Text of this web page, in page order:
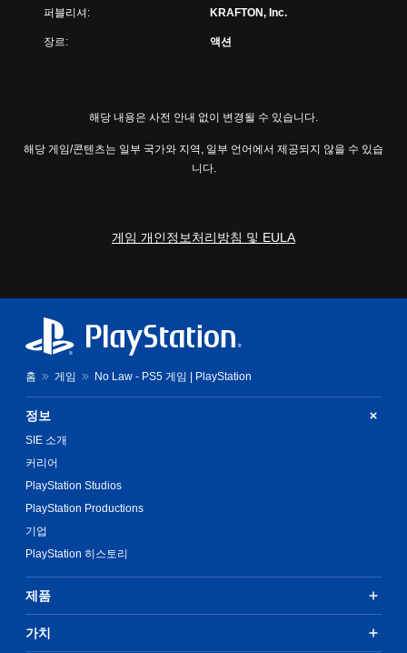
퍼블리셔: KRAFTON, Inc.
장르: 액션
해당 내용은 사전 안내 없이 변경될 수 있습니다.
해당 게임/콘텐츠는 일부 국가와 지역, 일부 언어에서 제공되지 않을 수 있습
니다.
게임 개인정보처리방침 및 EULA
홈 게임 No Law - PS5 게임 | PlayStation
정보
SIE 소개
커리어
PlayStation Studios
PlayStation Productions
기업
PlayStation 히스토리
제품
가치